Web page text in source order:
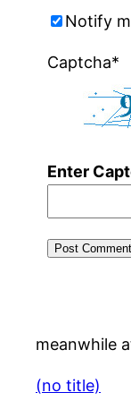
Notify
Captcha*
Enter
meanwhile
(no title)